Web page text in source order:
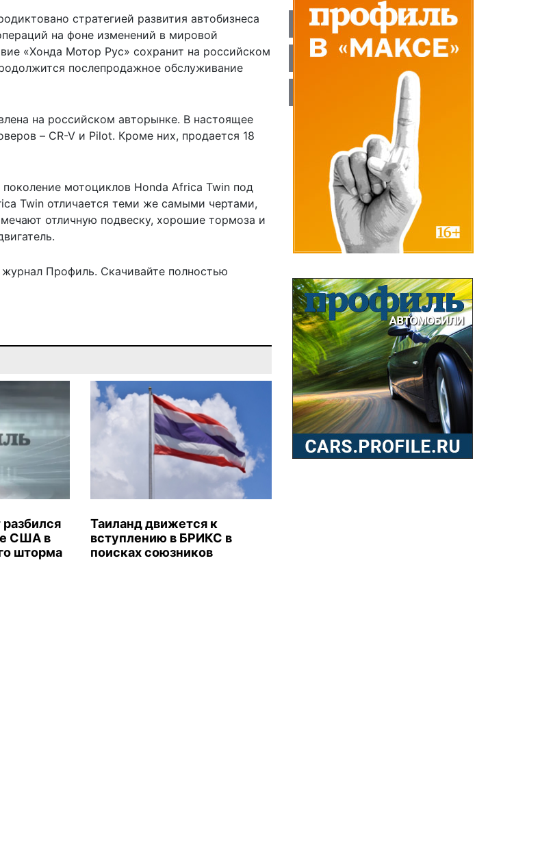
стратегией развития автобизнеса
на фоне изменений в мировой
«Хонда Мотор Рус» сохранит на российском
послепродажное обслуживание
на российском авторынке. В настоящее
– CR-V и Pilot. Кроме них, продается 18
мотоциклов Honda Africa Twin под
Twin отличается теми же самыми чертами,
отличную подвеску, хорошие тормоза и
журнал Профиль. Скачивайте полностью
США в
шторма
Таиланд движется к
вступлению в БРИКС в
поисках союзников